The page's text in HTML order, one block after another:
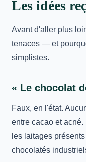
Les idées
Avant d'aller plus
tenaces — et
simplistes.
« Le chocolat
Faux, en l'état.
entre cacao et
les laitages
chocolatés